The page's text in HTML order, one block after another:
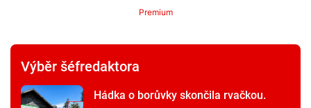
Premium
Výběr šéfredaktora
Hádka o borůvky skončila rvačkou.